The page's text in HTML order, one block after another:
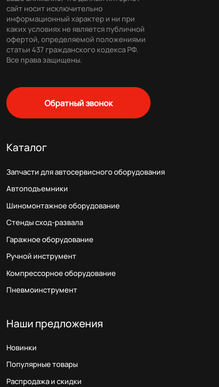
сайт носит исключительно
информационный характер и ни при
каких условиях не является публичной
офертой, определяемой положениями
статьи 437 гражданского кодекса РФ.
Все права защищены.
Обратный звонок
Каталог
Запчасти для автосервисного оборудования
Автоподъемники
Шиномонтажное оборудование
Стенды сход-развала
Гаражное оборудование
Ручной инструмент
Компрессорное оборудование
Пневмоинструмент
Наши предложения
Новинки
Популярные товары
Распродажа и скидки